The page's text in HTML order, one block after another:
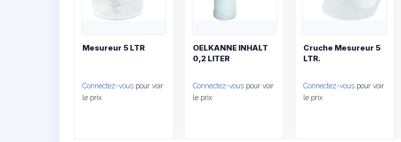
Mesureur 5 LTR
Connectez-vous pour voir
le prix
OELKANNE INHALT
0,2 LITER
Connectez-vous pour voir
le prix
Cruche Mesureur 5
LTR.
Connectez-vous pour voir
le prix